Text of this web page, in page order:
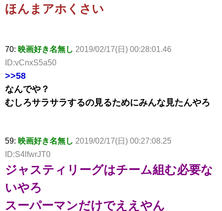
ほんまアホくさい
70: 映画好き名無し 2019/02/17(日) 00:28:01.46
ID:vCnxS5a50
>>58
なんでや？
むしろサラサラするの見るためにみんな見たんやろ
59: 映画好き名無し 2019/02/17(日) 00:27:08.25
ID:S4lfwrJT0
ジャスティリーグはチーム組む必要な
いやろ
スーパーマンだけでええやん